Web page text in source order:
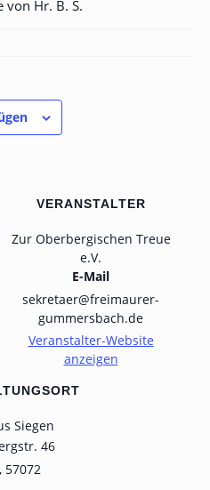
von Hr. B. S.
Siegen
46
, 57072
VERANSTALTER
Zur Oberbergischen Treue
e.V.
E-Mail
sekretaer@freimaurer-
gummersbach.de
Veranstalter-Website
anzeigen